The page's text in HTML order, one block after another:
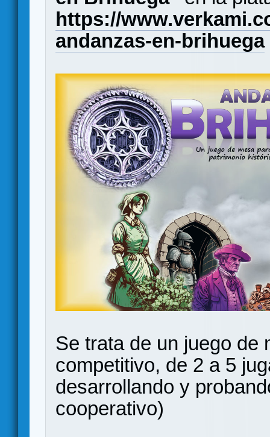
https://
andanzas-en-brihuega
Se trata de un juego de
competitivo, de 2 a 5
desarrollando y
cooperativo)